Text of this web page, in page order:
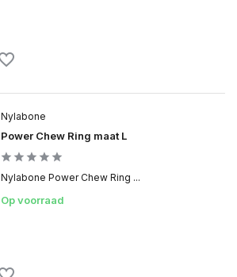
Nylabone
Power Chew Ring maat L
Nylabone Power Chew Ring ...
Op voorraad